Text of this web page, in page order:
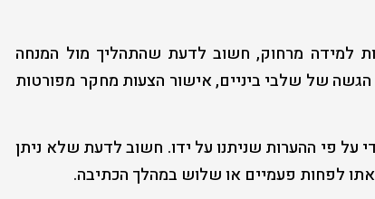
למידה מרחוק, חשוב לדעת שהתהליך מול המנחה
של שלבי ביניים, אישור הצעות מחקר מפורטות
על פי ההערות שניתנו על ידו. חשוב לדעת שלא ניתן
לפחות פעמיים או שלוש במהלך הכתיבה.